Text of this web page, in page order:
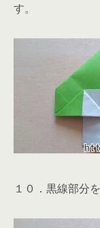
す。
１０．黒線部分